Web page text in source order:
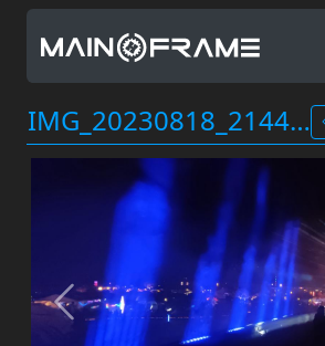
IMG_20230818_214424.jpg